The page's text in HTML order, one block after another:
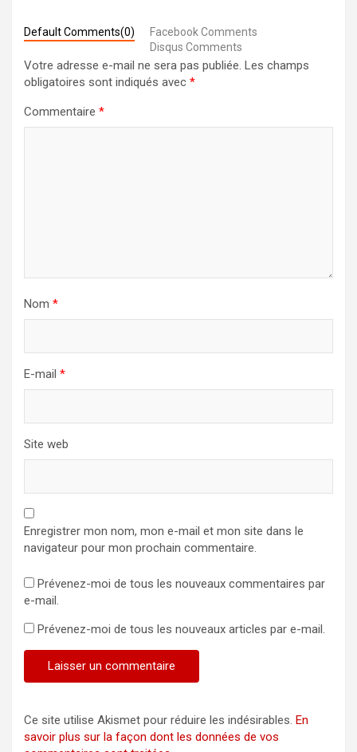
Default Comments(0)
Facebook Comments
Disqus Comments
Votre adresse e-mail ne sera pas publiée. Les champs
obligatoires sont indiqués avec *
Commentaire *
Nom *
E-mail *
Site web
Enregistrer mon nom, mon e-mail et mon site dans le
navigateur pour mon prochain commentaire.
Prévenez-moi de tous les nouveaux commentaires par
e-mail.
Prévenez-moi de tous les nouveaux articles par e-mail.
Ce site utilise Akismet pour réduire les indésirables. En
savoir plus sur la façon dont les données de vos